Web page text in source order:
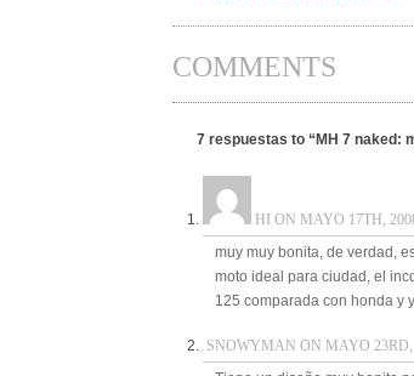
COMMENTS
7 respuestas to “MH 7 naked:
HI ON MAYO 17TH,
muy muy bonita, de verdad,
moto ideal para ciudad, el
125 comparada con honda y
SNOWYMAN ON MAYO 23RD,